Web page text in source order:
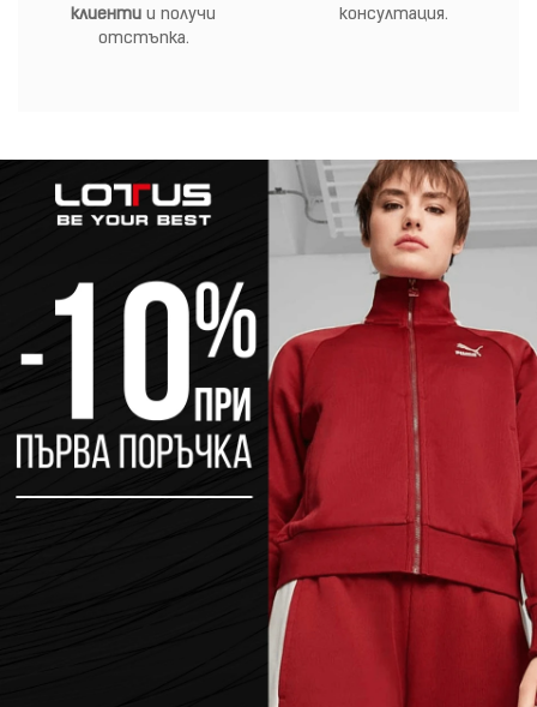
клиенти и получи
отстъпка.
консултация.